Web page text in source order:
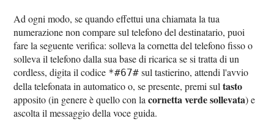
Ad ogni modo, se quando effettui una chiamata la tua
numerazione non compare sul telefono del destinatario, puoi
fare la seguente verifica: solleva la cornetta del telefono fisso o
solleva il telefono dalla sua base di ricarica se si tratta di un
cordless, digita il codice *#67# sul tastierino, attendi l'avvio
della telefonata in automatico o, se presente, premi sultasto
apposito (in genere è quello con lacornetta verde sollevata) e
ascolta il messaggio della voce guida.